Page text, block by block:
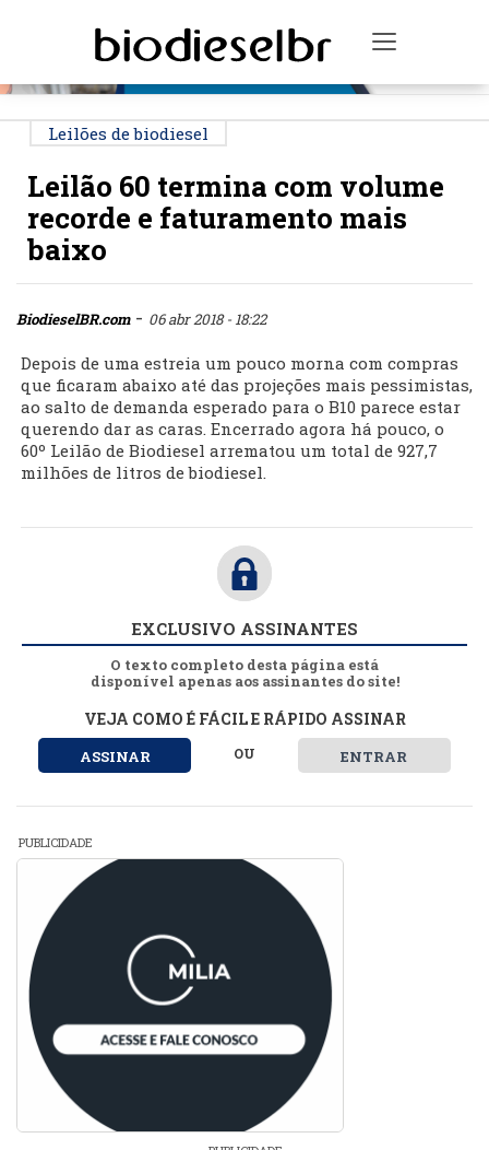
Toggle
Leilões de biodiesel
Leilão 60 termina com volume
recorde e faturamento mais
baixo
BiodieselBR.com- 06 abr 2018 - 18:22
Depois de uma estreia um pouco morna com compras
que ficaram abaixo até das projeções mais pessimistas,
ao salto de demanda esperado para o B10 parece estar
querendo dar as caras. Encerrado agora há pouco, o
60º Leilão de Biodiesel arrematou um total de 927,7
milhões de litros de biodiesel.
EXCLUSIVO ASSINANTES
O texto completo desta página está
disponível apenas aos assinantes do site!
VEJA COMO É FÁCIL E RÁPIDO ASSINAR
ASSINAR OU ENTRAR
PUBLICIDADE